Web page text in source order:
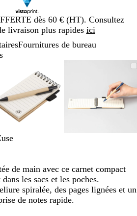
dès 60 € (HT). Consultez
livraison plus rapides ici
Fournitures de bureau
zoomable
au
minimum
pour
développer
les
touches
plus
et
moins
touches
fléchées
pour
faire
minimum
touches
plus
et
touches
pour
de main avec ce carnet compact
les sacs et les poches.
spiralée, des pages lignées et un
de notes rapide.